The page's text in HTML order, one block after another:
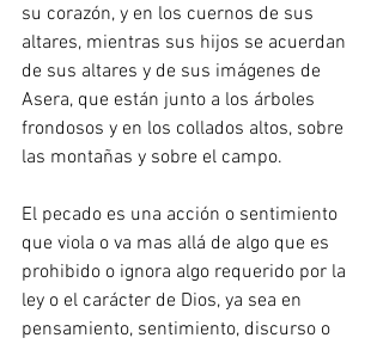
su corazón, y en los cuernos de sus
altares, mientras sus hijos se acuerdan
de sus altares y de sus imágenes de
Asera, que están junto a los árboles
frondosos y en los collados altos, sobre
las montañas y sobre el campo.
El pecado es una acción o sentimiento
que viola o va mas allá de algo que es
prohibido o ignora algo requerido por la
ley o el carácter de Dios, ya sea en
pensamiento, sentimiento, discurso o